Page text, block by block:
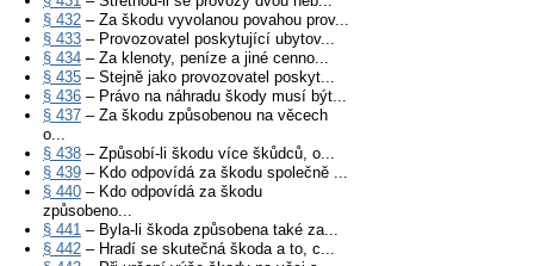
§ 432 – Za škodu vyvolanou povahou prov...
§ 433 – Provozovatel poskytující ubytov...
§ 434 – Za klenoty, peníze a jiné cenno...
§ 435 – Stejně jako provozovatel poskyt...
§ 436 – Právo na náhradu škody musí být...
§ 437 – Za škodu způsobenou na věcech
o...
§ 438 – Způsobí-li škodu více škůdců, o...
§ 439 – Kdo odpovídá za škodu společně ...
§ 440 – Kdo odpovídá za škodu
způsobeno...
§ 441 – Byla-li škoda způsobena také za...
§ 442 – Hradí se skutečná škoda a to, c...